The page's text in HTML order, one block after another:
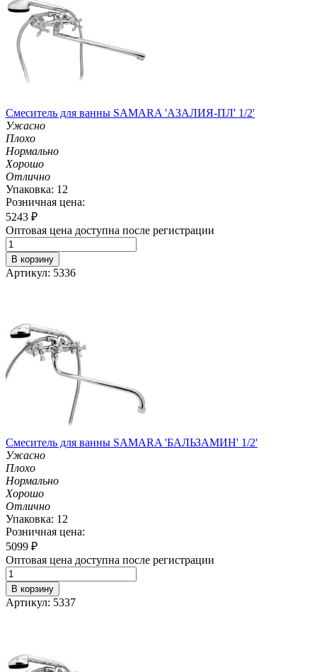
Смеситель для ванны SAMARA 'АЗАЛИЯ-ПЛ' 1/2'
Ужасно
Плохо
Нормально
Хорошо
Отлично
Упаковка: 12
Розничная цена:
5243 ₽
Оптовая цена доступна после регистрации
В корзину
Артикул: 5336
Смеситель для ванны SAMARA 'БАЛЬЗАМИН' 1/2'
Ужасно
Плохо
Нормально
Хорошо
Отлично
Упаковка: 12
Розничная цена:
5099 ₽
Оптовая цена доступна после регистрации
В корзину
Артикул: 5337